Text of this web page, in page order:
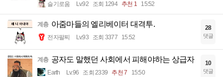
슬기로움 Lv.92 조회 1294 추천 1 15:52
계층 아줌마들의 엘리베이터 대격투.
전자팔찌 Lv.93 조회 3377 15:52
28
댓글
계층 공자도 말했던 사회에서 피해야하는 상급자
Earth Lv.96 조회 2339 추천 7 15:50
10
댓글